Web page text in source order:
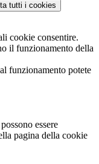
tutti i cookies
cookie consentire.
il funzionamento della
funzionamento potete
essere
pagina della cookie